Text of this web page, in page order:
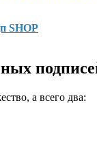
SHOP
а всего два: